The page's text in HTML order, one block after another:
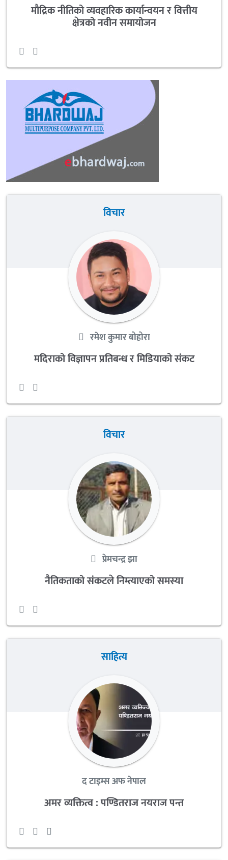
मौद्रिक नीतिको व्यवहारिक कार्यान्वयन र वित्तीय
क्षेत्रको नवीन समायोजन
विचार
रमेश कुमार बोहोरा
मदिराको विज्ञापन प्रतिबन्ध र मिडियाको संकट
विचार
प्रेमचन्द्र झा
नैतिकताको संकटले निम्त्याएको समस्या
साहित्य
द टाइम्स अफ नेपाल
अमर व्यक्तित्व : पण्डितराज नयराज पन्त